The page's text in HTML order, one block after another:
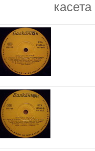
касета